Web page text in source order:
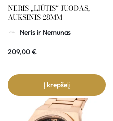
NERIS „LIŪTIS“ JUODAS,
AUKSINIS 28MM
Neris ir Nemunas
209,00€
Į krepšelį